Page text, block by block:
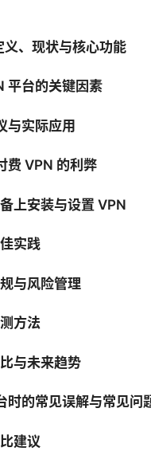
、现状与核心功能
平台的关键因素
与实际应用
费 VPN 的利弊
上安装与设置 VPN
实践
与风险管理
方法
与未来趋势
时的常见误解与常见问
建议